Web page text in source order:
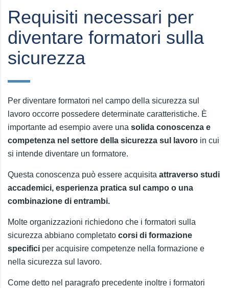
Requisiti necessari per
diventare formatori sulla
sicurezza
Per diventare formatori nel campo della sicurezza sul
lavoro occorre possedere determinate caratteristiche. È
importante ad esempio avere una solida conoscenza e
competenza nel settore della sicurezza sul lavoro in cui
si intende diventare un formatore.
Questa conoscenza può essere acquisita attraverso studi
accademici, esperienza pratica sul campo o una
combinazione di entrambi.
Molte organizzazioni richiedono che i formatori sulla
sicurezza abbiano completato corsi di formazione
specifici per acquisire competenze nella formazione e
nella sicurezza sul lavoro.
Come detto nel paragrafo precedente inoltre i formatori